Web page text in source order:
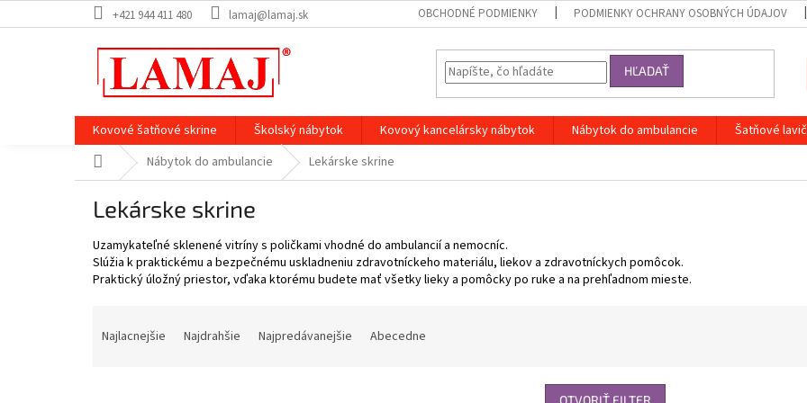
na
+421 944 411 480 lamaj@lamaj.sk OBCHODNÉ PODMIENKY PODMIENKY OCHRANY OSOBNÝCH ÚDAJOV
HĽADAŤ
Kovové šatňové skrine Školský nábytok Kovový kancelársky nábytok Nábytok do ambulancie Šatňové
DomovNábytok do ambulancie Lekárske skrine
Lekárske skrine
Uzamykateľné sklenené vitríny s poličkami vhodné do ambulancií a nemocníc.
Slúžia k praktickému a bezpečnému uskladneniu zdravotníckeho materiálu, liekov a zdravotníckych pomôcok.
Praktický úložný priestor, vďaka ktorému budete mať všetky lieky a pomôcky po ruke a na prehľadnom mieste.
Najlacnejšie Najdrahšie Najpredávanejšie Abecedne
OTVORIŤ FILTER